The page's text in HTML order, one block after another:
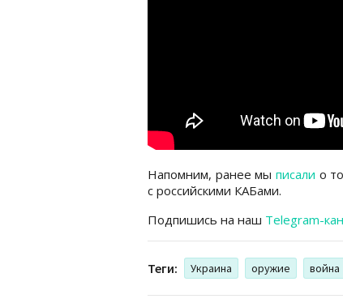
Напомним, ранее мы писали о
с российскими КАБами.
Подпишись на наш Telegram-
Теги: Украина оружие война